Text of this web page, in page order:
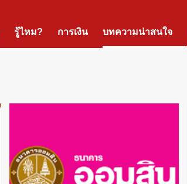
รู้ไหม? การเงิน บทความน่าสนใจ